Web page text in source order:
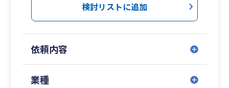
検討リストに追加
依頼内容
業種